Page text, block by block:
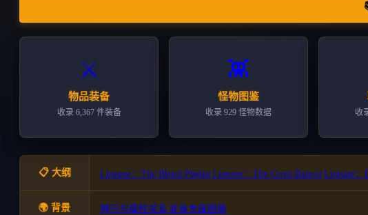
⚔️
物品装备
收录 6,367 件装备
👾
怪物图鉴
收录 929 怪物数据 收
📋 大纲 Lineage：The Blood PledgeLineage：The Cross RancorLineage
🌍 背景 神只与属性关系 变身专属图像